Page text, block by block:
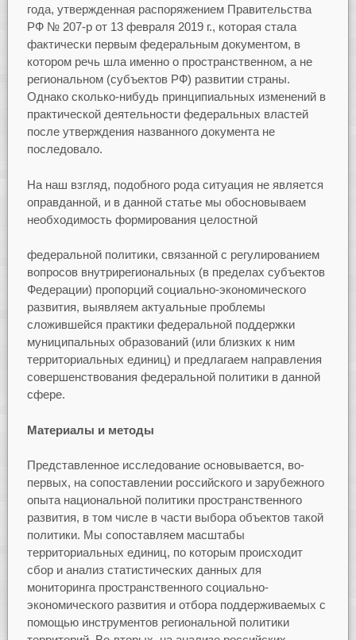
года, утвержденная распоряжением Правительства
РФ № 207-р от 13 февраля 2019 г., которая стала
фактически первым федеральным документом, в
котором речь шла именно о пространственном, а не
региональном (субъектов РФ) развитии страны.
Однако сколько-нибудь принципиальных изменений в
практической деятельности федеральных властей
после утверждения названного документа не
последовало.
На наш взгляд, подобного рода ситуация не является
оправданной, и в данной статье мы обосновываем
необходимость формирования целостной
федеральной политики, связанной с регулированием
вопросов внутрирегиональных (в пределах субъектов
Федерации) пропорций социально-экономического
развития, выявляем актуальные проблемы
сложившейся практики федеральной поддержки
муниципальных образований (или близких к ним
территориальных единиц) и предлагаем направления
совершенствования федеральной политики в данной
сфере.
Материалы и методы
Представленное исследование основывается, во-
первых, на сопоставлении российского и зарубежного
опыта национальной политики пространственного
развития, в том числе в части выбора объектов такой
политики. Мы сопоставляем масштабы
территориальных единиц, по которым происходит
сбор и анализ статистических данных для
мониторинга пространственного социально-
экономического развития и отбора поддерживаемых с
помощью инструментов региональной политики